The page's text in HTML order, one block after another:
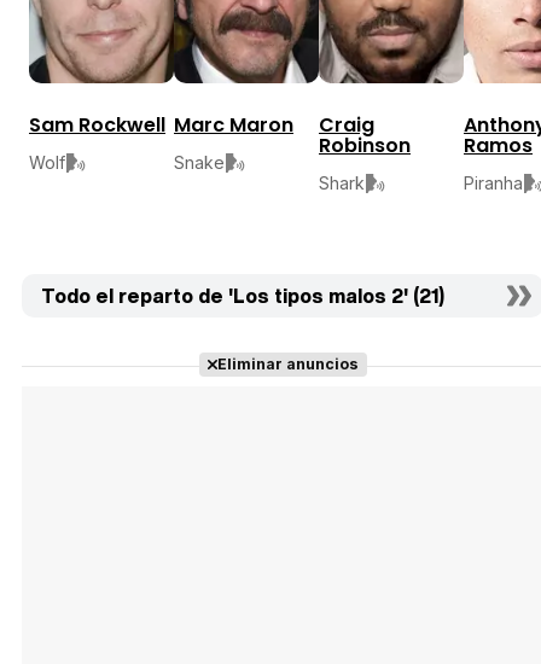
Sam Rockwell
Wolf
Marc Maron
Snake
Craig
Robinson
Shark
Ramos
Piranha
Todo el reparto de 'Los tipos malos 2' (21)
Eliminar anuncios